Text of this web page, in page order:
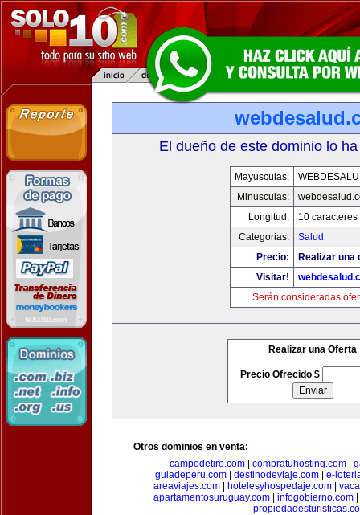
El dueño de este dominio lo
Mayusculas:
Minusculas:
Longitud:
10 caracteres
Categorias:
Salud
Precio:
Realizar una
Visitar!
Serán consideradas
Realizar una Oferta
Precio Ofrecido $
Otros dominios en venta:
campodetiro.com
compratuhosting.com
guiadeperu.com
destinodeviaje.com
e-
areaviajes.com
hotelesyhospedaje.com
apartamentosuruguay.com
infogobierno.com